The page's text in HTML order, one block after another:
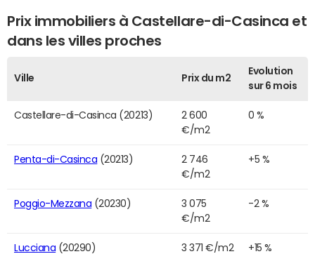
Prix immobiliers à Castellare-di-Casinca et
dans les villes proches
Ville Prix du m2
Evolution
sur 6 mois
Castellare-di-Casinca (20213)
2 600
€/m2
0 %
Penta-di-Casinca (20213)
2 746
€/m2
+5 %
Poggio-Mezzana (20230)
3 075
€/m2
-2 %
Lucciana (20290) 3 371 €/m2 +15 %